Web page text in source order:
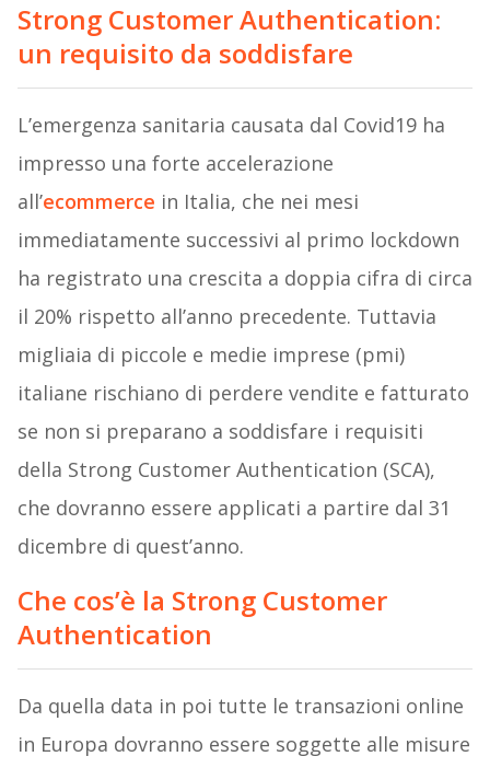
Strong Customer Authentication:
un requisito da soddisfare
L’emergenza sanitaria causata dal Covid19 ha
impresso una forte accelerazione
all’ecommerce in Italia, che nei mesi
immediatamente successivi al primo lockdown
ha registrato una crescita a doppia cifra di circa
il 20% rispetto all’anno precedente. Tuttavia
migliaia di piccole e medie imprese (pmi)
italiane rischiano di perdere vendite e fatturato
se non si preparano a soddisfare i requisiti
della Strong Customer Authentication (SCA),
che dovranno essere applicati a partire dal 31
dicembre di quest’anno.
Che cos’è la Strong Customer
Authentication
Da quella data in poi tutte le transazioni online
in Europa dovranno essere soggette alle misure